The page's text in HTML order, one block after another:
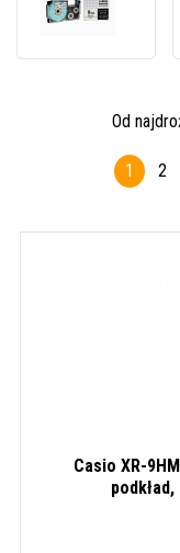
9WE1,
8m
czarny
druk
/
Od
1 2
Casio XR-